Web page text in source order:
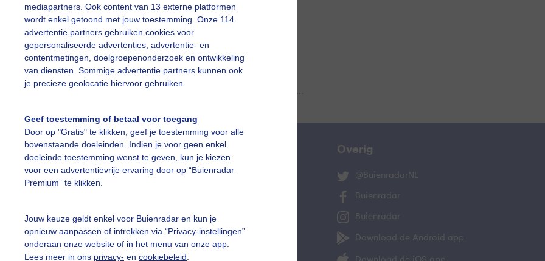
mediapartners. Ook content van 13 externe platformen
wordt enkel getoond met jouw toestemming. Onze 114
advertentie partners gebruiken cookies voor
gepersonaliseerde advertenties, advertentie- en
contentmetingen, doelgroepenonderzoek en ontwikkeling
van diensten. Sommige advertentie partners kunnen ook
je precieze geolocatie hiervoor gebruiken.
Geef toestemming of betaal voor toegang
Door op "Gratis" te klikken, geef je toestemming voor alle
bovenstaande doeleinden. Indien je voor geen enkel
doeleinde toestemming wenst te geven, kun je kiezen
voor een advertentievrije ervaring door op “Buienradar
Premium” te klikken.
Jouw keuze geldt enkel voor Buienradar en kun je
opnieuw aanpassen of intrekken via “Privacy-instellingen”
onderaan onze website of in het menu van onze app.
Lees meer in ons privacy- en cookiebeleid
slideshow
vragen
Mijn weer
De Bilt
Overig
@BuienradarNL
Buienradar
Buienradar
Download de Android app